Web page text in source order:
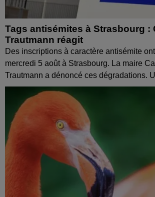
Tags antisémites à Strasbourg :
Trautmann réagit
Des inscriptions à caractère antisémite
mercredi 5 août à Strasbourg. La maire
Trautmann a dénoncé ces dégradations.